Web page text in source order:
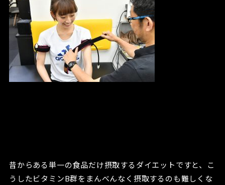
昔からある単一の食品だけ摂取するダイエットですと、こ
うしたビタミンB群をまんべんなく摂取するのも難しくな